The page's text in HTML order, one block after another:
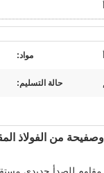
مواد:
حالة التسليم: